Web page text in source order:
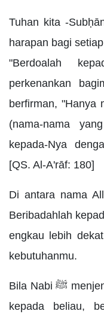
Tuhan kita -
harapan bagi
"Berdoalah
perkenankan
berfirman, "Hanya
(nama-nama
kepada-Nya
[QS. Al-A'rāf: 180]
Di antara nama
Beribadahlah
engkau lebih
kebutuhanmu.
Bila Nabi ﷺ menjenguk orang sakit atau dibawakan
kepada beliau,